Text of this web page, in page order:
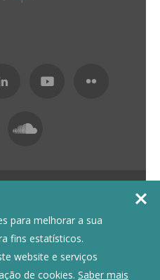
para melhorar a sua
fins estatísticos.
website e serviços
de cookies. Saber mais
